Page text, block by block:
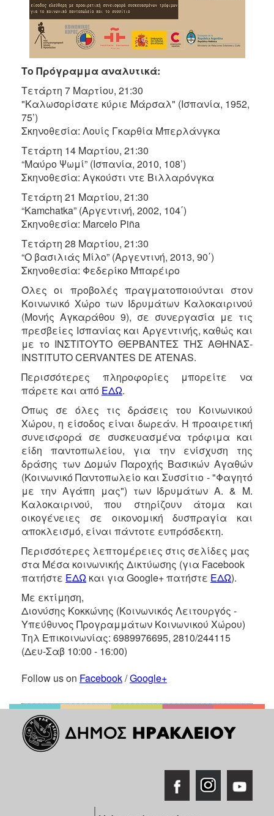
Το Πρόγραμμα αναλυτικά:
Tετάρτη 7 Μαρτίου, 21:30
"Καλωσορίσατε κύριε Μάρσαλ" (Ισπανία, 1952,
75’)
Σκηνοθεσία: Λουίς Γκαρθία Μπερλάνγκα
Τετάρτη 14 Μαρτίου, 21:30
“Μαύρο Ψωμί” (Ισπανία, 2010, 108’)
Σκηνοθεσία: Αγκούστι ντε Βιλλαρόνγκα
Τετάρτη 21 Μαρτίου, 21:30
“Kamchatka” (Αργεντινή, 2002, 104΄)
Σκηνοθεσία: Marcelo Piña
Τετάρτη 28 Μαρτίου, 21:30
“Ο βασιλιάς Μίλο” (Αργεντινή, 2013, 90΄)
Σκηνοθεσία: Φεδερίκο Μπαρέιρο
Όλες οι προβολές πραγματοποιούνται στον
Κοινωνικό Χώρο των Ιδρυμάτων Καλοκαιρινού
(Μονής Αγκαράθου 9), σε συνεργασία με τις
πρεσβείες Ισπανίας και Αργεντινής, καθώς και
με το ΙΝΣΤΙΤΟΥΤΟ ΘΕΡΒΑΝΤΕΣ ΤΗΣ ΑΘΗΝΑΣ-
INSTITUTO CERVANTES DE ATENAS.
Περισσότερες πληροφορίες μπορείτε να
πάρετε και από ΕΔΩ.
Όπως σε όλες τις δράσεις του Κοινωνικού
Χώρου, η είσοδος είναι δωρεάν. Η προαιρετική
συνεισφορά σε συσκευασμένα τρόφιμα και
είδη παντοπωλείου, για την ενίσχυση της
δράσης των Δομών Παροχής Βασικών Αγαθών
(Κοινωνικό Παντοπωλείο και Συσσίτιο - "Φαγητό
με την Αγάπη μας") των Ιδρυμάτων Α. & Μ.
Καλοκαιρινού, που στηρίζουν άτομα και
οικογένειες σε οικονομική δυσπραγία και
αποκλεισμό, είναι πάντοτε ευπρόσδεκτη.
Περισσότερες λεπτομέρειες στις σελίδες μας
στα Μέσα κοινωνικής Δικτύωσης (για Facebook
πατήστε ΕΔΩ και για Google+ πατήστε ΕΔΩ).
Με εκτίμηση,
Διονύσης Κοκκώνης (Κοινωνικός Λειτουργός -
Υπεύθυνος Προγραμμάτων Κοινωνικού Χώρου)
Τηλ Επικοινωνίας: 6989976695, 2810/244115
(Δευ-Σαβ 10:00 - 16:00)
Follow us on Facebook/Google+